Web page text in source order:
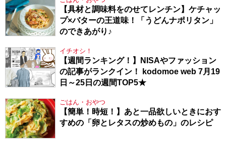
【具材と調味料をのせてレンチン】ケチャッ
プ×バターの王道味！「うどんナポリタン」
のできあがり♪
イチオシ！
【週間ランキング！】NISAやファッション
の記事がランクイン！ kodomoe web 7月19
日～25日の週間TOP5★
ごはん・おやつ
【簡単！時短！】あと一品欲しいときにおす
すめの「卵とレタスの炒めもの」のレシピ